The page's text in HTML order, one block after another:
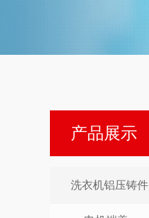
产品展示
洗衣机铝压铸件